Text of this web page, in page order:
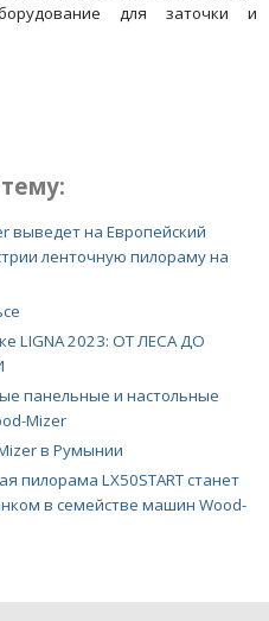
для заточки и
выведет на Европейский
ленточную пилораму на
LIGNA 2023: ОТ ЛЕСА ДО
панельные и настольные
Mizer
в Румынии
пилорама LX50START станет
в семействе машин Wood-